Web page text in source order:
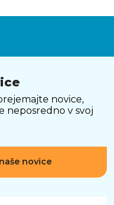
novice,
neposredno v svoj
novice